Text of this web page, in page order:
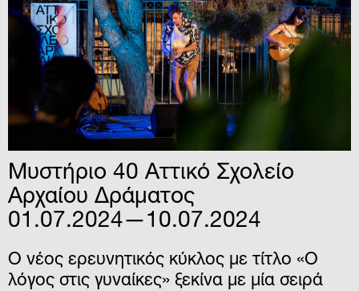
Μυστήριο 40 Αττικό Σχολείο
Αρχαίου Δράματος
01.07.2024—10.07.2024
Ο νέος ερευνητικός κύκλος με τίτλο «O
λόγος στις γυναίκες» ξεκίνα με μία σειρά